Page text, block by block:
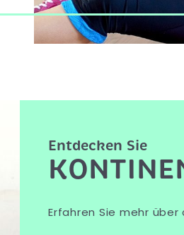
Entdecken Sie
Erfahren Sie mehr